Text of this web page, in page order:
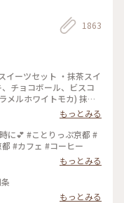
ート #お取り寄せ #手み
1863
イーツセット ・抹茶スイ
チョコボール、ビスコ
メルホワイトモカ) 抹茶
ークを2本用意して頂い
KAFON#抹茶三昧#
もっとみる
に💕 #ことりっぷ京都 #
#カフェ #コーヒー
もっとみる
もっとみる